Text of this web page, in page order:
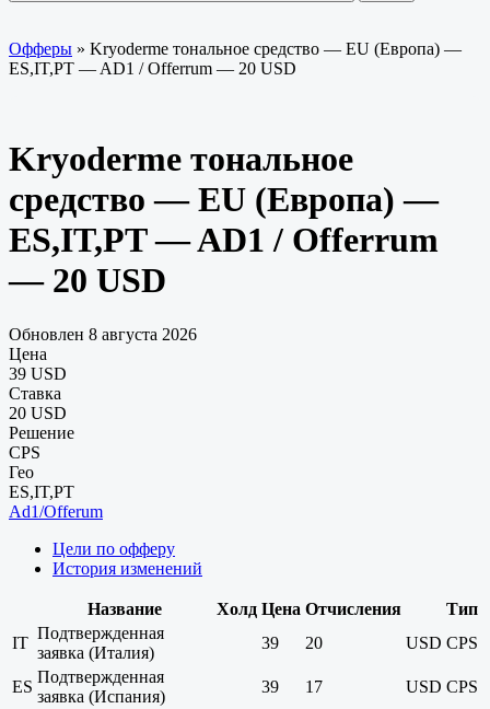
Офферы » Kryoderme тональное средство — EU (Европа) —
ES,IT,PT — AD1 / Offerrum — 20 USD
Kryoderme тональное
средство — EU (Европа) —
ES,IT,PT — AD1 / Offerrum
— 20 USD
Обновлен 8 августа 2026
Цена
39 USD
Ставка
20 USD
Решение
CPS
Гео
ES,IT,PT
Ad1/Offerum
Цели по офферу
История изменений
Название Холд Цена Отчисления
Тип
IT
Подтвержденная
заявка (Италия)
39 20 USD CPS
ES
Подтвержденная
заявка (Испания)
39 17 USD CPS